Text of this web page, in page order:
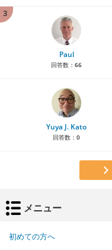
3
Paul
回答数： 66
Yuya J. Kato
回答数： 0
メニュー
初めての方へ